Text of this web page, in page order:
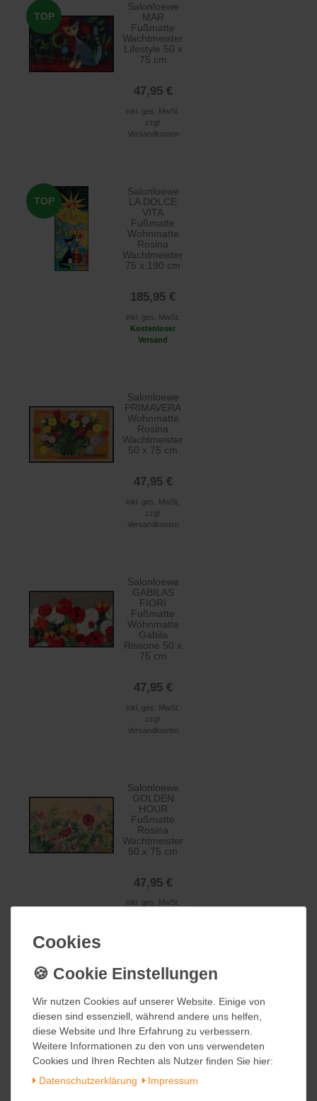
Cookies
Wir nutzen Cookies auf unserer Website. Einige von
diesen sind essenziell, während andere uns helfen,
diese Website und Ihre Erfahrung zu verbessern.
Weitere Informationen zu den von uns verwendeten
Cookies und Ihren Rechten als Nutzer finden Sie hier:
Daten­schutz­erklärung
Impressum
TOP
Salonloewe
MAR
Fußmatte
Wachtmeister
Lifestyle 50 x
75 cm
47,95 €
inkl. ges. MwSt.
zzgl.
Versandkosten
TOP
Salonloewe
LA DOLCE
VITA
Fußmatte
Wohnmatte
Rosina
Wachtmeister
75 x 190 cm
185,95 €
inkl. ges. MwSt.
Kostenloser
Versand
Salonloewe
PRIMAVERA
Wohnmatte
Rosina
Wachtmeister
50 x 75 cm
47,95 €
inkl. ges. MwSt.
zzgl.
Versandkosten
Salonloewe
GABILAS
FIORI
Fußmatte
Wohnmatte
Gabila
Rissone 50 x
75 cm
47,95 €
inkl. ges. MwSt.
zzgl.
Versandkosten
Salonloewe
GOLDEN
HOUR
Fußmatte
Rosina
Wachtmeister
50 x 75 cm
47,95 €
inkl. ges. MwSt.
Salonloewe
NUOVO
halbrund
Fußmatte
Wohnmatte
Rosina
Wachtmeister
60 x 85 cm
Cookies
Wir nutzen Cookies auf unserer Website. Einige von
diesen sind essenziell, während andere uns helfen,
diese Website und Ihre Erfahrung zu verbessern.
Weitere Informationen zu den von uns verwendeten
Cookies und Ihren Rechten als Nutzer finden Sie hier:
Daten­schutz­erklärung
Impressum